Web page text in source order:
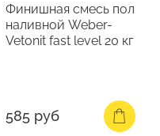
Финишная смесь пол
наливной Weber-
Vetonit fast level 20 кг
585 руб